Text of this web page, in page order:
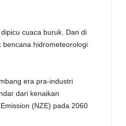
cuaca buruk. Dan di
hidrometeorologi
era pra-industri
dari kenaikan
(NZE) pada 2060